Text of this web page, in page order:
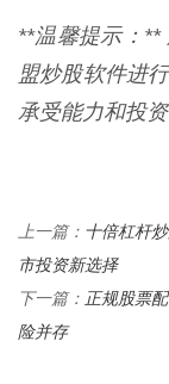
**温馨提示：**
盟炒股软件进
承受能力和投
上一篇： 十倍杠杆
市投资新选择
下一篇： 正规股票
险并存